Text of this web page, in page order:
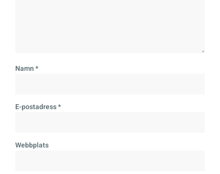
Namn*
E-postadress*
Webbplats